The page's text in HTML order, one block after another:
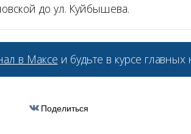
до ул. Куйбышева.
в Максе и будьте в курсе главных
Поделиться